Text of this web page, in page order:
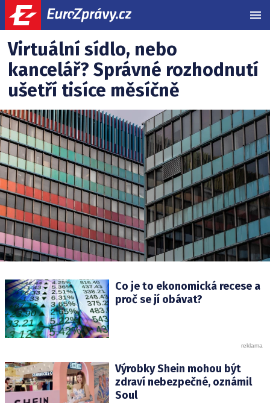
Poradna
Související
články:
Virtuální sídlo, nebo
kancelář? Správné rozhodnutí
ušetří tisíce měsíčně
Co je to ekonomická recese a
proč se jí obávat?
Výrobky Shein mohou být
zdraví nebezpečné, oznámil
Soul